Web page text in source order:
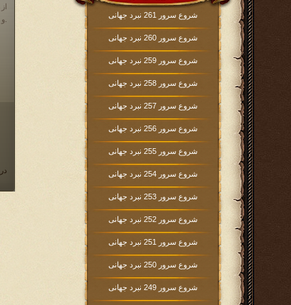
شروع سرور 261 نبرد جهانی
شروع سرور 260 نبرد جهانی
شروع سرور 259 نبرد جهانی
شروع سرور 258 نبرد جهانی
شروع سرور 257 نبرد جهانی
شروع سرور 256 نبرد جهانی
شروع سرور 255 نبرد جهانی
شروع سرور 254 نبرد جهانی
شروع سرور 253 نبرد جهانی
شروع سرور 252 نبرد جهانی
شروع سرور 251 نبرد جهانی
شروع سرور 250 نبرد جهانی
شروع سرور 249 نبرد جهانی